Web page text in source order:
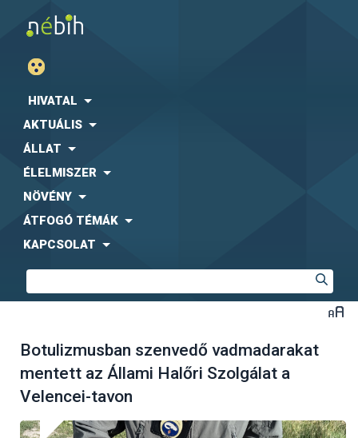
HIVATAL
AKTUÁLIS
ÁLLAT
ÉLELMISZER
NÖVÉNY
ÁTFOGÓ TÉMÁK
KAPCSOLAT
Botulizmusban szenvedő vadmadarakat
mentett az Állami Halőri Szolgálat a
Velencei-tavon